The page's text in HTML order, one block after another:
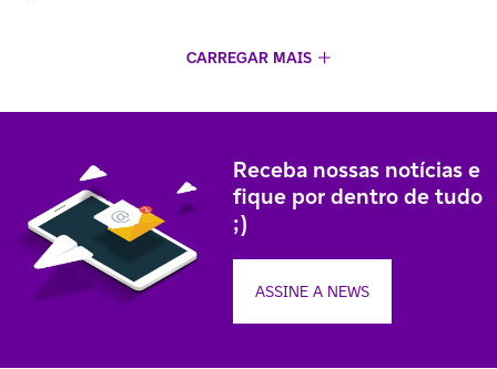
CARREGAR MAIS
Receba nossas notícias e
fique por dentro de tudo
;)
ASSINE A NEWS